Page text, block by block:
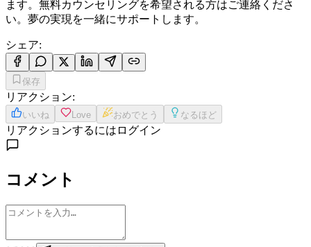
ます。無料カウンセリングを希望される方はご連絡くださ
い。夢の実現を一緒にサポートします。
シェア:
保存
リアクション:
いいね Love おめでとう なるほど
リアクションするにはログイン
コメント